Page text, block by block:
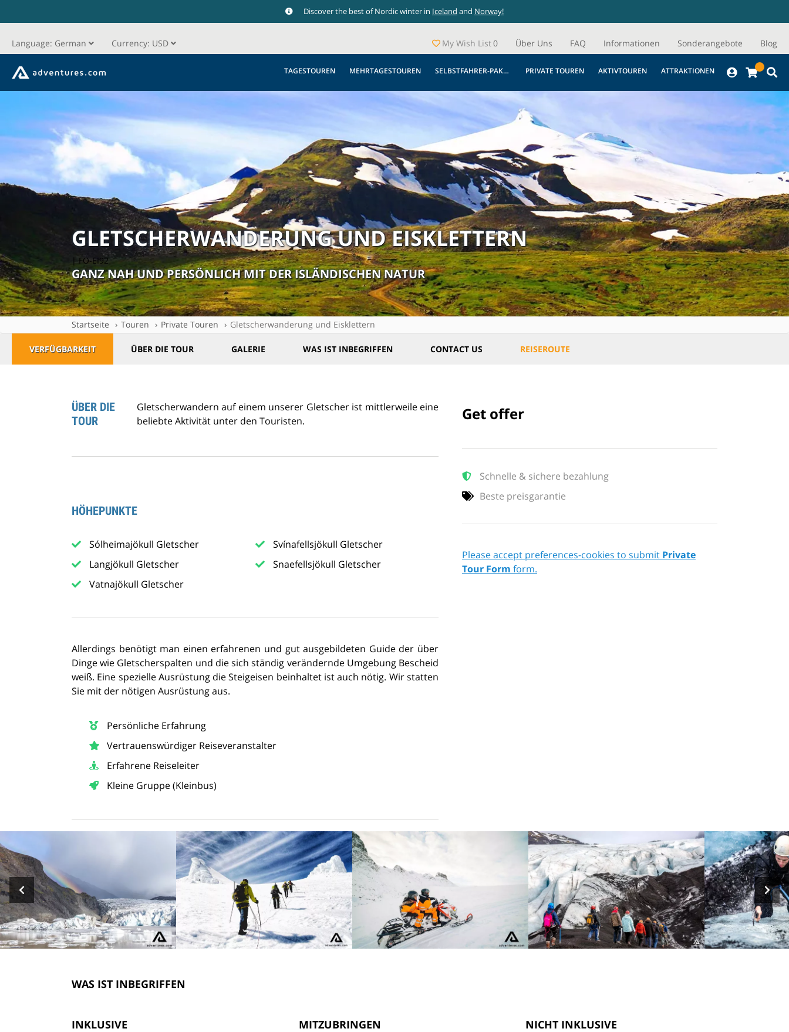
Discover the best of Nordic winter in Iceland and Norway!
Language: German Currency: USD My Wish List0 Über Uns FAQ Informationen Sonderangebote Blog
TAGESTOUREN MEHRTAGESTOUREN SELBSTFAHRER-PAKETE PRIVATE TOUREN AKTIVTOUREN ATTRAKTIONEN
GLETSCHERWANDERUNG UND EISKLETTERN
| FO-EI92
GANZ NAH UND PERSÖNLICH MIT DER ISLÄNDISCHEN NATUR
Startseite Touren Private Touren Gletscherwanderung und Eisklettern
VERFÜGBARKEIT ÜBER DIE TOUR GALERIE WAS IST INBEGRIFFEN CONTACT US REISEROUTE
ÜBER DIE
TOUR
Gletscherwandern auf einem unserer Gletscher ist mittlerweile eine
beliebte Aktivität unter den Touristen.
HÖHEPUNKTE
Sólheimajökull Gletscher
Svínafellsjökull Gletscher
Langjökull Gletscher
Snaefellsjökull Gletscher
Vatnajökull Gletscher
Allerdings benötigt man einen erfahrenen und gut ausgebildeten Guide der über
Dinge wie Gletscherspalten und die sich ständig verändernde Umgebung Bescheid
weiß. Eine spezielle Ausrüstung die Steigeisen beinhaltet ist auch nötig. Wir statten
Sie mit der nötigen Ausrüstung aus.
Persönliche Erfahrung
Vertrauenswürdiger Reiseveranstalter
Erfahrene Reiseleiter
Kleine Gruppe (Kleinbus)
Get offer
Schnelle & sichere bezahlung
Beste preisgarantie
Please accept preferences-cookies to submit Private
Tour Form form.
WAS IST INBEGRIFFEN
INKLUSIVE MITZUBRINGEN NICHT INKLUSIVE